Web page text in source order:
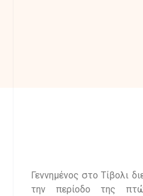
Γεννημένος στο Τίβολι
την περίοδο της